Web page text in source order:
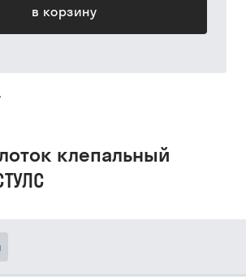
в корзину
клепальный